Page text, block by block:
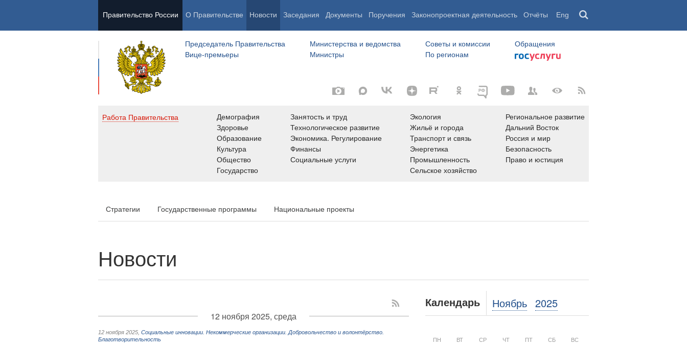
Правительство России О Правительстве Новости Заседания Документы Поручения Законопроектная деятельность Отчёты Eng
Председатель Правительства
Вице-премьеры
Министерства и ведомства
Министры
Советы и комиссии
По регионам
Обращения
Работа Правительства
Демография
Здоровье
Образование
Культура
Общество
Государство
Занятость и труд
Технологическое развитие
Экономика. Регулирование
Финансы
Социальные услуги
Экология
Жильё и города
Транспорт и связь
Энергетика
Промышленность
Сельское хозяйство
Региональное развитие
Дальний Восток
Россия и мир
Безопасность
Право и юстиция
Стратегии Государственные программы Национальные проекты
Новости
12 ноября 2025, среда
12 ноября 2025 Социальные инновации. Некоммерческие организации. Добровольчество и волонтёрство.
Благотворительность
Календарь Ноябрь 2025
ПН ВТ СР ЧТ ПТ СБ ВС